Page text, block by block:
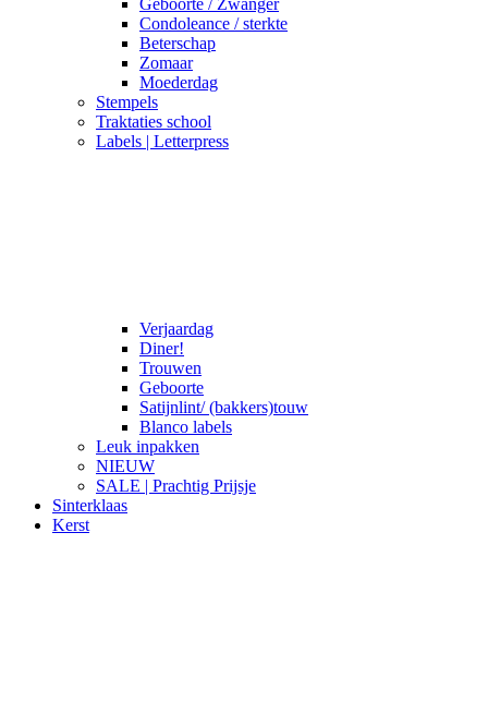
Geboorte / Zwanger
Condoleance / sterkte
Beterschap
Zomaar
Moederdag
Stempels
Traktaties school
Labels | Letterpress
Verjaardag
Diner!
Trouwen
Geboorte
Satijnlint/ (bakkers)touw
Blanco labels
Leuk inpakken
NIEUW
SALE | Prachtig Prijsje
Sinterklaas
Kerst